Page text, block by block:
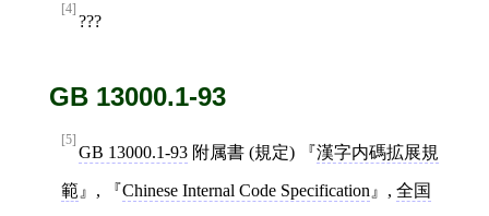
[4]
???
GB 13000.1-93
[5]
GB 13000.1-93 附属書 (規定) 漢字内碼拡展規
範 , Chinese Internal Code Specification , 全国